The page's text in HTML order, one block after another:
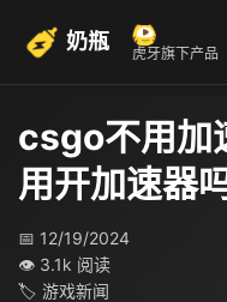
奶瓶 虎牙旗下产品
csgo不用加
用开加速器
📅 12/19/2024
👁 3.1k 阅读
🏷 游戏新闻